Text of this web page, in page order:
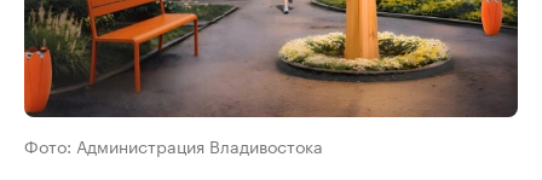
Фото: Администрация Владивостока